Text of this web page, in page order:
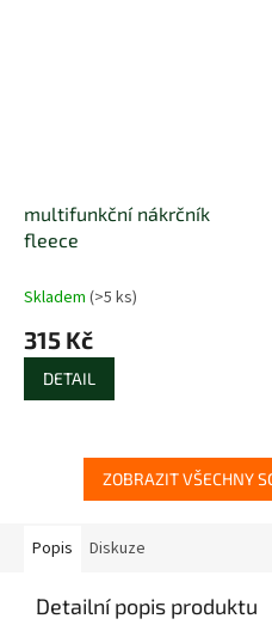
multifunkční nákrčník
fleece
Skladem (>5 ks)
315 Kč
DETAIL
ZOBRAZIT VŠECHNY
Popis Diskuze
Detailní popis produktu